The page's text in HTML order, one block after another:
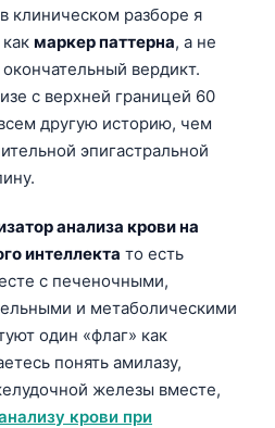
клиническом разборе я
маркер паттерна, а не
вердикт.
с верхней границей 60
другую историю, чем
эпигастральной
анализа крови на
интеллекта то есть
с печеночными,
и метаболическими
один «флаг» как
понять амилазу,
железы вместе,
крови при